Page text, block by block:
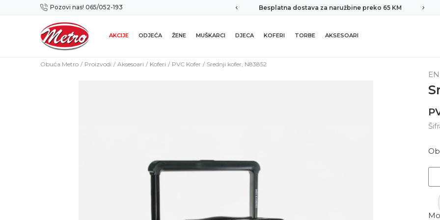
Pozovi nas! 065/052-193
Preuzmi NOVU Metro mobilnu aplikaciju! Besplatna dostava za naružbine preko 65 KM
AKCIJE ODJEĆA ŽENE MUŠKARCI DJECA KOFERI TORBE AKSESOARI
Obuća Metro Proizvodi Aksesoari Koferi PVC Kofer Srednji kofer, N83852